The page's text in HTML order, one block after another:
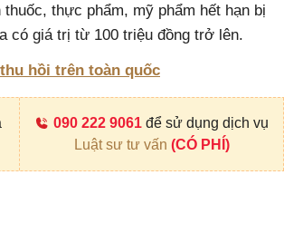
thực phẩm, mỹ phẩm hết hạn bị
có giá trị từ 100 triệu đồng trở lên.
hồi trên toàn quốc
090 222 9061 để sử dụng dịch vụ
Luật sư tư vấn (CÓ PHÍ)